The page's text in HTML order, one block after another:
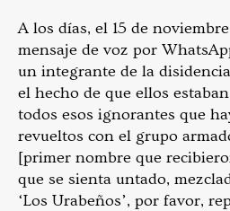
A los días, el 15 de
mensaje de voz por
un integrante de la
el hecho de que ellos
todos esos ignorantes que
revueltos con el grupo
[primer nombre que
que se sienta untado,
‘Los Urabeños’, por favor,